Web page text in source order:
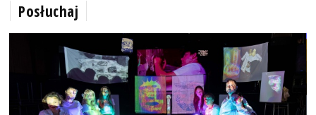
Posłuchaj